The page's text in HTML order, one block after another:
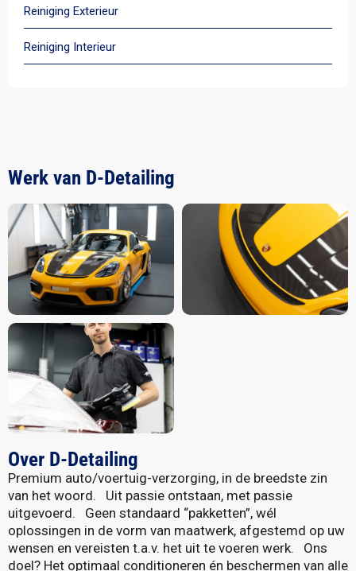
Reiniging Exterieur
Reiniging Interieur
Werk van D-Detailing
Over D-Detailing
Premium auto/voertuig-verzorging, in de breedste zin
van het woord. Uit passie ontstaan, met passie
uitgevoerd. Geen standaard “pakketten”, wél
oplossingen in de vorm van maatwerk, afgestemd op uw
wensen en vereisten t.a.v. het uit te voeren werk. Ons
doel? Het optimaal conditioneren én beschermen van alle